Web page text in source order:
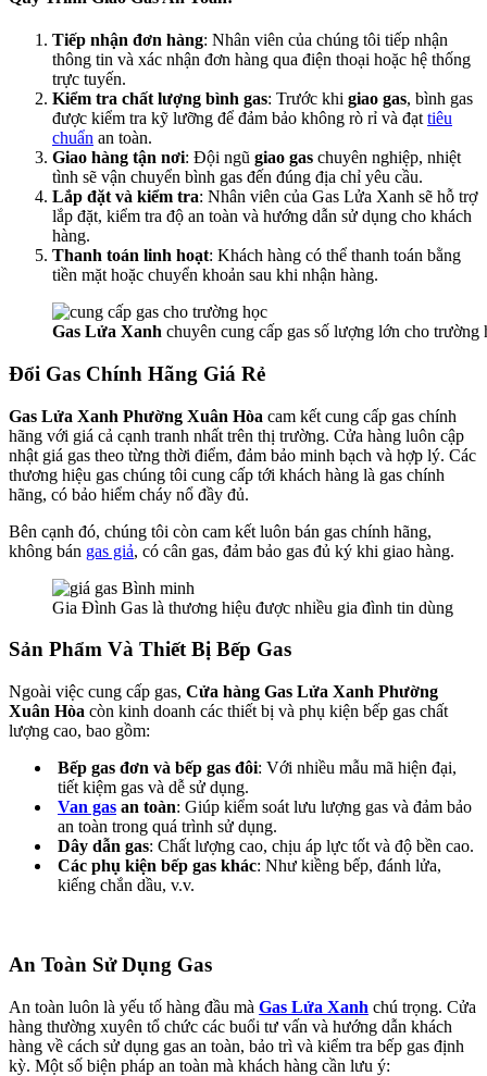
Tiếp nhận đơn hàng: Nhân viên của chúng tôi tiếp nhận
thông tin và xác nhận đơn hàng qua điện thoại hoặc hệ thống
trực tuyến.
Kiểm tra chất lượng bình gas: Trước khi giao gas, bình gas
được kiểm tra kỹ lưỡng để đảm bảo không rò rỉ và đạt tiêu
chuẩn an toàn.
Giao hàng tận nơi: Đội ngũ giao gas chuyên nghiệp, nhiệt
tình sẽ vận chuyển bình gas đến đúng địa chỉ yêu cầu.
Lắp đặt và kiểm tra: Nhân viên của Gas Lửa Xanh sẽ hỗ trợ
lắp đặt, kiểm tra độ an toàn và hướng dẫn sử dụng cho khách
hàng.
Thanh toán linh hoạt: Khách hàng có thể thanh toán bằng
tiền mặt hoặc chuyển khoản sau khi nhận hàng.
Gas Lửa Xanh chuyên cung cấp gas số lượng lớn cho
Đổi Gas Chính Hãng Giá Rẻ
Gas Lửa Xanh Phường Xuân Hòa cam kết cung cấp gas chính
hãng với giá cả cạnh tranh nhất trên thị trường. Cửa hàng luôn cập
nhật giá gas theo từng thời điểm, đảm bảo minh bạch và hợp lý. Các
thương hiệu gas chúng tôi cung cấp tới khách hàng là gas chính
hãng, có bảo hiểm cháy nổ đầy đủ.
Bên cạnh đó, chúng tôi còn cam kết luôn bán gas chính hãng,
không bán gas giả, có cân gas, đảm bảo gas đủ ký khi giao hàng.
Gia Đình Gas là thương hiệu được nhiều gia đình tin dùng
Sản Phẩm Và Thiết Bị Bếp Gas
Ngoài việc cung cấp gas, Cửa hàng Gas Lửa Xanh Phường
Xuân Hòa còn kinh doanh các thiết bị và phụ kiện bếp gas chất
lượng cao, bao gồm:
Bếp gas đơn và bếp gas đôi: Với nhiều mẫu mã hiện đại,
tiết kiệm gas và dễ sử dụng.
Van gas an toàn: Giúp kiểm soát lưu lượng gas và đảm bảo
an toàn trong quá trình sử dụng.
Dây dẫn gas: Chất lượng cao, chịu áp lực tốt và độ bền cao.
Các phụ kiện bếp gas khác: Như kiềng bếp, đánh lửa,
kiếng chắn dầu, v.v.
An Toàn Sử Dụng Gas
An toàn luôn là yếu tố hàng đầu mà Gas Lửa Xanh chú trọng. Cửa
hàng thường xuyên tổ chức các buổi tư vấn và hướng dẫn khách
hàng về cách sử dụng gas an toàn, bảo trì và kiểm tra bếp gas định
kỳ. Một số biện pháp an toàn mà khách hàng cần lưu ý: